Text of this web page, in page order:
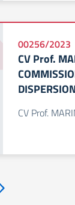
00256/2023
CV Prof.
CV Prof.
Pagina successiva